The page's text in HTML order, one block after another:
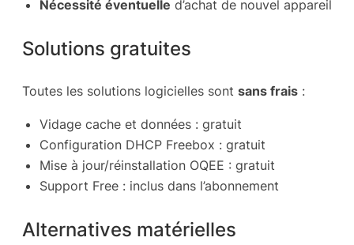
Nécessité éventuelle d’achat de nouvel appareil
Solutions gratuites
Toutes les solutions logicielles sont sans frais :
Vidage cache et données : gratuit
Configuration DHCP Freebox : gratuit
Mise à jour/réinstallation OQEE : gratuit
Support Free : inclus dans l’abonnement
Alternatives matérielles